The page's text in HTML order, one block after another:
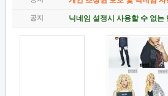
공지 닉네임 설정시 사용할 수 없는